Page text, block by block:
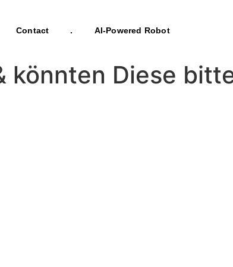
Contact . AI-Powered Robot
könnten Diese